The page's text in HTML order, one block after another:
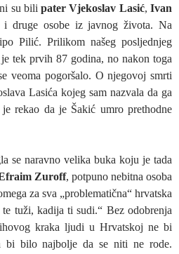
su bilipater Vjekoslav Lasić,Ivan
druge osobe iz javnog života. Na
Pilić. Prilikom našeg posljednjeg
tek prvih 87 godina, no nakon toga
veoma pogoršalo. O njegovoj smrti
Lasića kojeg sam nazvala da ga
rekao da je Šakić umro prethodne
se naravno velika buka koju je tada
Zuroff, potpuno nebitna osoba
za sva „problematična“ hrvatska
tuži, kadija ti sudi.“ Bez odobrenja
kraka ljudi u Hrvatskoj ne bi
bi bilo najbolje da se niti ne rode.